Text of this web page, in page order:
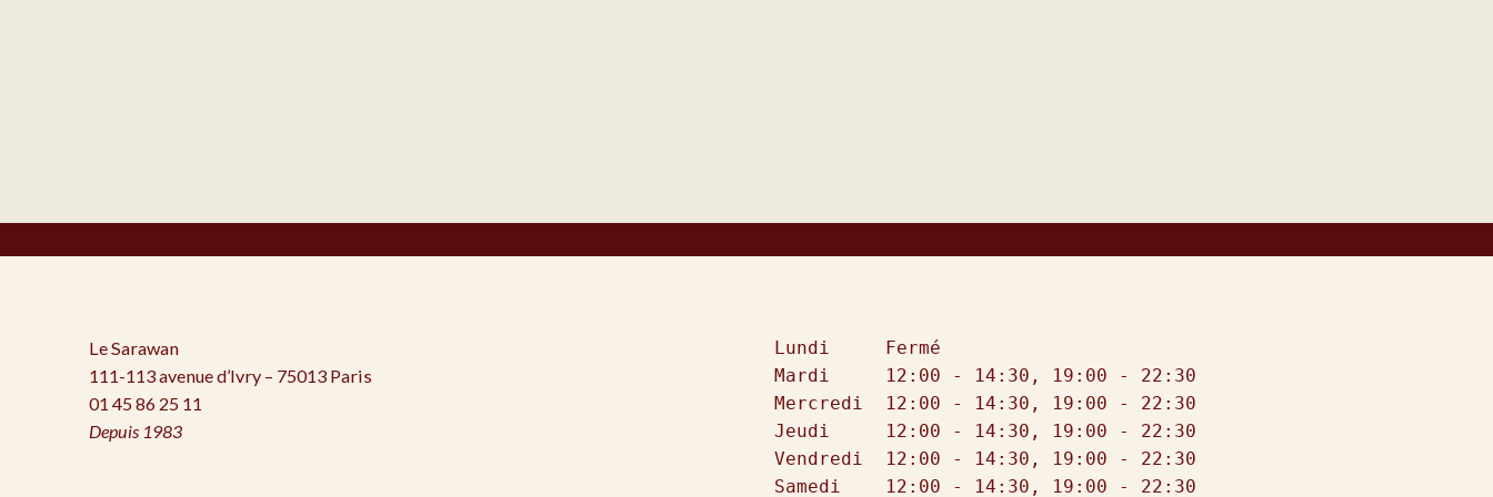
Le Sarawan
111-113 avenue d’Ivry – 75013 Paris
01 45 86 25 11
Depuis 1983
Lundi     Fermé
Mardi     12:00 - 14:30, 19:00 - 22:30
Mercredi  12:00 - 14:30, 19:00 - 22:30
Jeudi     12:00 - 14:30, 19:00 - 22:30
Vendredi  12:00 - 14:30, 19:00 - 22:30
Samedi    12:00 - 14:30, 19:00 - 22:30